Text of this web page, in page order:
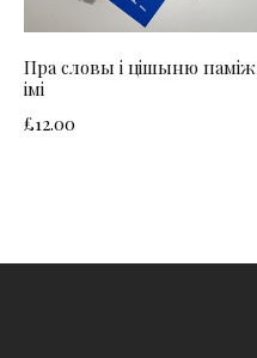
Пра словы і цішыню паміж
імі
£12.00